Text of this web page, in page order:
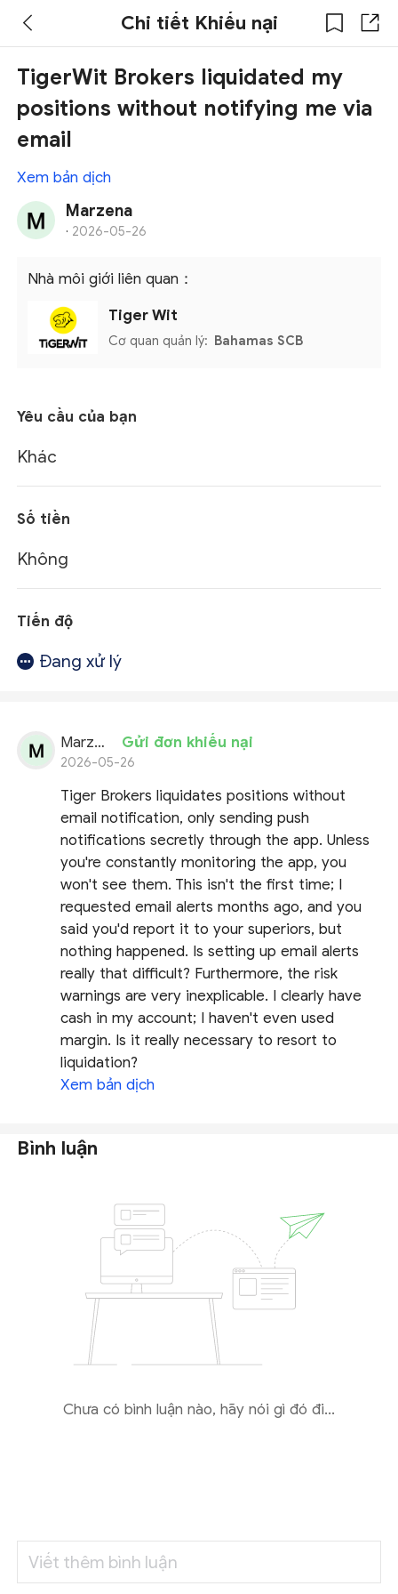
Chi tiết Khiếu nại
TigerWit Brokers liquidated my
positions without notifying me via
email
Xem bản dịch
Marzena
· 2026-05-26
Nhà môi giới liên quan：
Tiger Wit
Cơ quan quản lý: Bahamas SCB
Yêu cầu của bạn
Khác
Số tiền
Không
Tiến độ
Đang xử lý
Marzena Gửi đơn khiếu nại
2026-05-26
Tiger Brokers liquidates positions without
email notification, only sending push
notifications secretly through the app. Unless
you're constantly monitoring the app, you
won't see them. This isn't the first time; I
requested email alerts months ago, and you
said you'd report it to your superiors, but
nothing happened. Is setting up email alerts
really that difficult? Furthermore, the risk
warnings are very inexplicable. I clearly have
cash in my account; I haven't even used
margin. Is it really necessary to resort to
liquidation?
Xem bản dịch
Bình luận
Chưa có bình luận nào, hãy nói gì đó đi...